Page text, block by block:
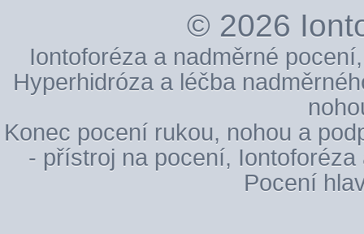
© 2026
Iontoforéza a nadměrné pocení
Hyperhidróza a léčba
Konec pocení rukou, nohou a
- přístroj na pocení, Iontoforéza
Pocení